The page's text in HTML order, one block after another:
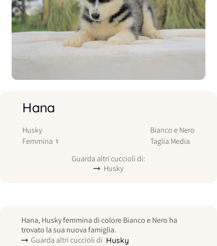
Hana
Husky
Femmina ♀
Bianco e Nero
Taglia Media
Guarda altri cuccioli di:
Husky
Hana, Husky femmina di colore Bianco e Nero ha
trovato la sua nuova famiglia.
Guarda altri cuccioli di Husky